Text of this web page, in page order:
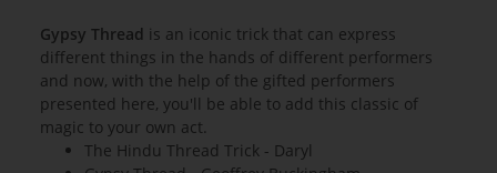
Gypsy Thread is an iconic trick that can express
different things in the hands of different performers
and now, with the help of the gifted performers
presented here, you'll be able to add this classic of
magic to your own act.
The Hindu Thread Trick - Daryl